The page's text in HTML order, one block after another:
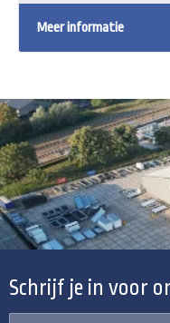
Meer informatie
Schrijf je in voor